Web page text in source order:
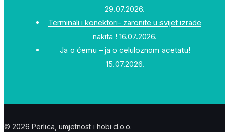
29.07.2026.
Terminali i konektori- zaronite u svijet izrade
nakita ! 16.07.2026.
Ja o ćemu – ja o celuloznom acetatu!
15.07.2026.
© 2026 Perlica, umjetnost i hobi d.o.o.